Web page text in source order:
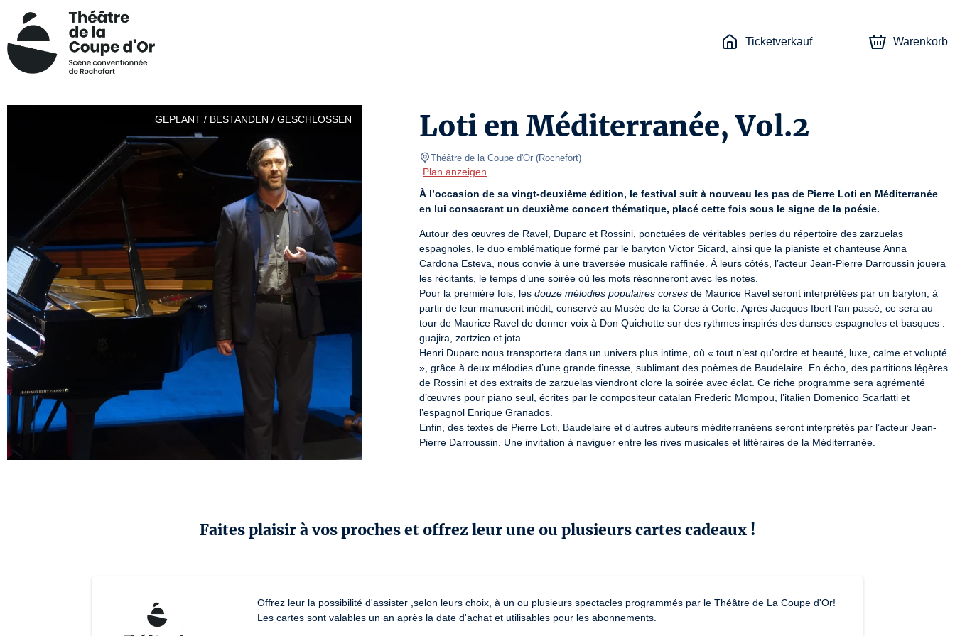
Ticketverkauf Warenkorb
GEPLANT / BESTANDEN / GESCHLOSSEN Loti en Méditerranée, Vol.2
Théâtre de la Coupe d'Or (Rochefort)
Plan anzeigen
À l’occasion de sa vingt-deuxième édition, le festival suit à nouveau les pas de Pierre Loti en Méditerranée
en lui consacrant un deuxième concert thématique, placé cette fois sous le signe de la poésie.
Autour des œuvres de Ravel, Duparc et Rossini, ponctuées de véritables perles du répertoire des zarzuelas
espagnoles, le duo emblématique formé par le baryton Victor Sicard, ainsi que la pianiste et chanteuse Anna
Cardona Esteva, nous convie à une traversée musicale raffinée. À leurs côtés, l’acteur Jean-Pierre Darroussin jouera
les récitants, le temps d’une soirée où les mots résonneront avec les notes.
Pour la première fois, les douze mélodies populaires corses de Maurice Ravel seront interprétées par un baryton, à
partir de leur manuscrit inédit, conservé au Musée de la Corse à Corte. Après Jacques Ibert l’an passé, ce sera au
tour de Maurice Ravel de donner voix à Don Quichotte sur des rythmes inspirés des danses espagnoles et basques :
guajira, zortzico et jota.
Henri Duparc nous transportera dans un univers plus intime, où « tout n’est qu’ordre et beauté, luxe, calme et volupté
», grâce à deux mélodies d’une grande finesse, sublimant des poèmes de Baudelaire. En écho, des partitions légères
de Rossini et des extraits de zarzuelas viendront clore la soirée avec éclat. Ce riche programme sera agrémenté
d’œuvres pour piano seul, écrites par le compositeur catalan Frederic Mompou, l’italien Domenico Scarlatti et
l’espagnol Enrique Granados.
Enfin, des textes de Pierre Loti, Baudelaire et d’autres auteurs méditerranéens seront interprétés par l’acteur Jean-
Pierre Darroussin. Une invitation à naviguer entre les rives musicales et littéraires de la Méditerranée.
Faites plaisir à vos proches et offrez leur une ou plusieurs cartes cadeaux !
Offrez leur la possibilité d'assister ,selon leurs choix, à un ou plusieurs spectacles programmés par le Théâtre de La Coupe d'Or!
Les cartes sont valables un an après la date d'achat et utilisables pour les abonnements.